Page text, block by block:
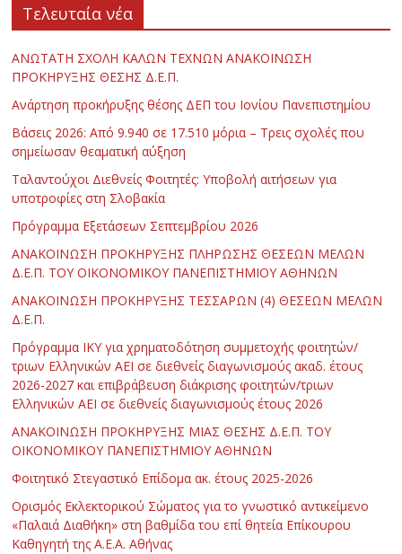
Τελευταία νέα
ΑΝΩΤΑΤΗ ΣΧΟΛΗ ΚΑΛΩΝ ΤΕΧΝΩΝ ΑΝΑΚΟΙΝΩΣΗ
ΠΡΟΚΗΡΥΞΗΣ ΘΕΣΗΣ Δ.Ε.Π.
Ανάρτηση προκήρυξης θέσης ΔΕΠ του Ιονίου Πανεπιστημίου
Βάσεις 2026: Από 9.940 σε 17.510 μόρια – Τρεις σχολές που
σημείωσαν θεαματική αύξηση
Ταλαντούχοι Διεθνείς Φοιτητές: Υποβολή αιτήσεων για
υποτροφίες στη Σλοβακία
Πρόγραμμα Εξετάσεων Σεπτεμβρίου 2026
ΑΝΑΚΟΙΝΩΣΗ ΠΡΟΚΗΡΥΞΗΣ ΠΛΗΡΩΣΗΣ ΘΕΣΕΩΝ ΜΕΛΩΝ
Δ.Ε.Π. ΤΟΥ ΟΙΚΟΝΟΜΙΚΟΥ ΠΑΝΕΠΙΣΤΗΜΙΟΥ ΑΘΗΝΩΝ
ΑΝΑΚΟΙΝΩΣΗ ΠΡΟΚΗΡΥΞΗΣ ΤΕΣΣΑΡΩΝ (4) ΘΕΣΕΩΝ ΜΕΛΩΝ
Δ.Ε.Π.
Πρόγραμμα ΙΚΥ για χρηματοδότηση συμμετοχής φοιτητών/
τριων Ελληνικών ΑΕΙ σε διεθνείς διαγωνισμούς ακαδ. έτους
2026-2027 και επιβράβευση διάκρισης φοιτητών/τριων
Ελληνικών ΑΕΙ σε διεθνείς διαγωνισμούς έτους 2026
ΑΝΑΚΟΙΝΩΣΗ ΠΡΟΚΗΡΥΞΗΣ ΜΙΑΣ ΘΕΣΗΣ Δ.Ε.Π. ΤΟΥ
ΟΙΚΟΝΟΜΙΚΟΥ ΠΑΝΕΠΙΣΤΗΜΙΟΥ ΑΘΗΝΩΝ
Φοιτητικό Στεγαστικό Επίδομα ακ. έτους 2025-2026
Ορισμός Εκλεκτορικού Σώματος για το γνωστικό αντικείμενο
«Παλαιά Διαθήκη» στη βαθμίδα του επί θητεία Επίκουρου
Καθηγητή της Α.Ε.Α. Αθήνας